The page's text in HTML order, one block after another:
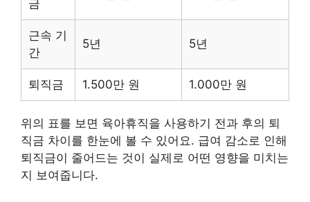
금
근속 기
간
5년 5년
퇴직금 1.500만 원 1.000만 원
위의 표를 보면 육아휴직을 사용하기 전과 후의 퇴
직금 차이를 한눈에 볼 수 있어요. 급여 감소로 인해
퇴직금이 줄어드는 것이 실제로 어떤 영향을 미치는
지 보여줍니다.